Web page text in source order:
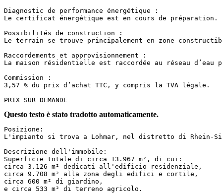
Diagnostic de performance énergétique :
Le certificat énergétique est en cours de préparation.
Possibilités de construction :
Le terrain se trouve principalement en zone
Raccordements et approvisionnement :
La maison résidentielle est raccordée au réseau
Commission :
3,57 % du prix d’achat TTC, y compris la TVA légale.
PRIX SUR DEMANDE
Questo testo è stato tradotto automaticamente.
Posizione:
L'impianto si trova a Lohmar, nel distretto di Rhein-
Descrizione dell'immobile:
Superficie totale di circa 13.967 m², di cui:
circa 3.126 m² dedicati all'edificio residenziale,
circa 9.708 m² alla zona degli edifici e cortile,
circa 600 m² di giardino,
e circa 533 m² di terreno agricolo.